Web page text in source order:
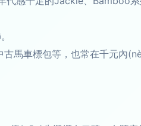
馬車標包等，也常在千元內